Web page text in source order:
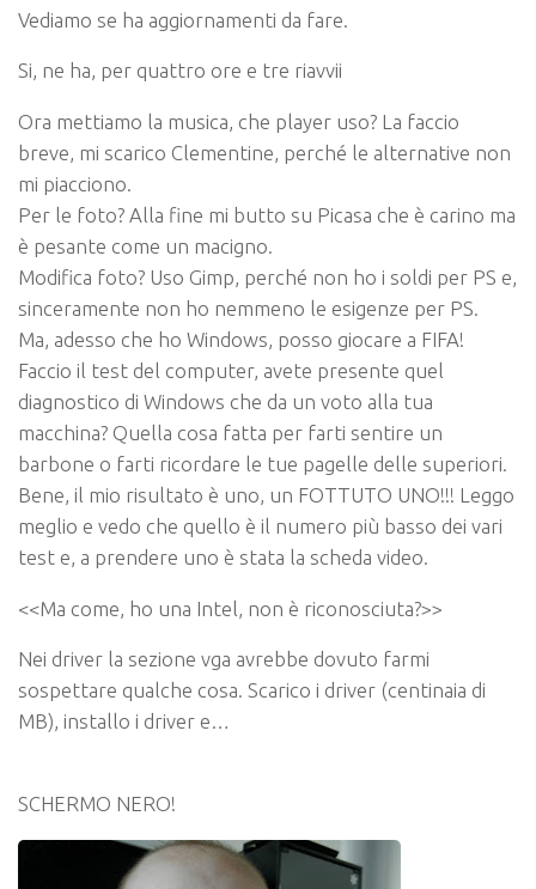
Vediamo se ha aggiornamenti da fare.
Si, ne ha, per quattro ore e tre riavvii
Ora mettiamo la musica, che player uso? La faccio
breve, mi scarico Clementine, perché le alternative non
mi piacciono.
Per le foto? Alla fine mi butto su Picasa che è carino ma
è pesante come un macigno.
Modifica foto? Uso Gimp, perché non ho i soldi per PS e,
sinceramente non ho nemmeno le esigenze per PS.
Ma, adesso che ho Windows, posso giocare a FIFA!
Faccio il test del computer, avete presente quel
diagnostico di Windows che da un voto alla tua
macchina? Quella cosa fatta per farti sentire un
barbone o farti ricordare le tue pagelle delle superiori.
Bene, il mio risultato è uno, un FOTTUTO UNO!!! Leggo
meglio e vedo che quello è il numero più basso dei vari
test e, a prendere uno è stata la scheda video.
<<Ma come, ho una Intel, non è riconosciuta?>>
Nei driver la sezione vga avrebbe dovuto farmi
sospettare qualche cosa. Scarico i driver (centinaia di
MB), installo i driver e…
SCHERMO NERO!